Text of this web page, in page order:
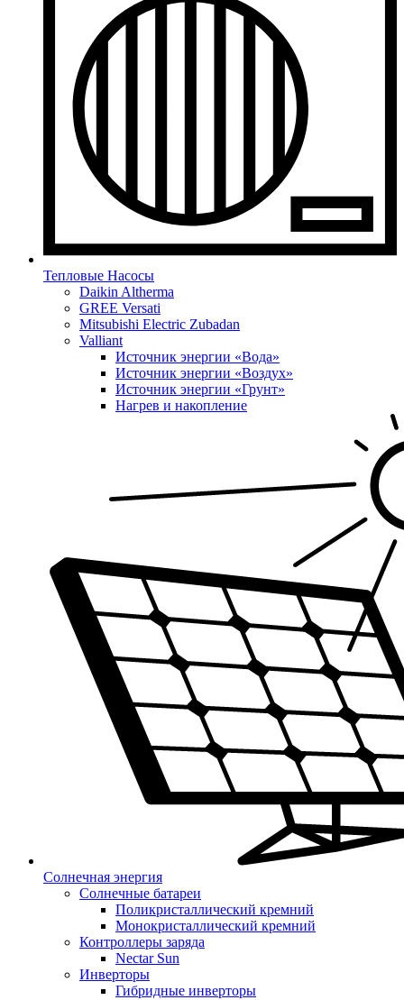
Тепловые Насосы
Daikin Altherma
GREE Versati
Mitsubishi Electric Zubadan
Valliant
Источник энергии «Вода»
Источник энергии «Воздух»
Источник энергии «Грунт»
Нагрев и накопление
Солнечная энергия
Солнечные батареи
Поликристаллический кремний
Монокристаллический кремний
Контроллеры заряда
Nectar Sun
Инверторы
Гибридные инверторы